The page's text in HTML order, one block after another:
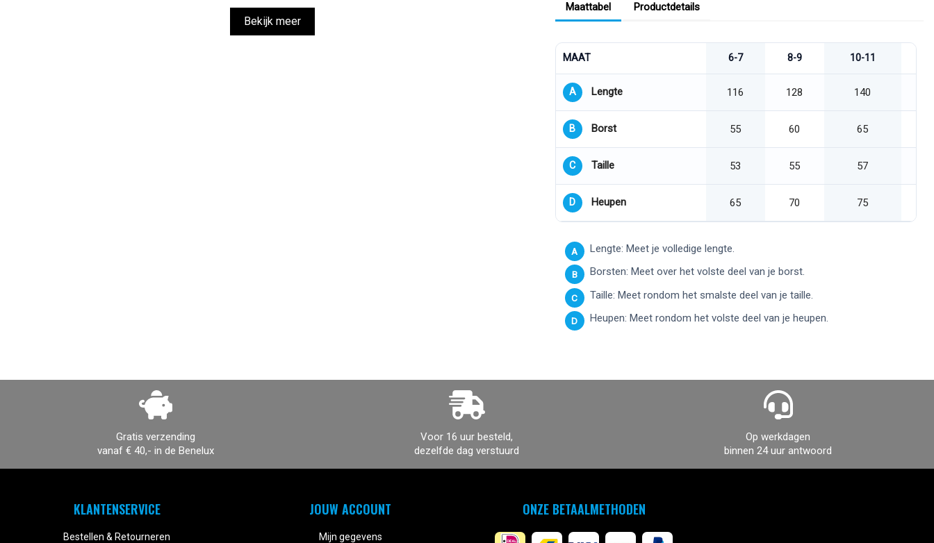
Bekijk meer
Maattabel Productdetails
MAAT 6-7 8-9 10-11
A Lengte 116 128 140
B Borst 55 60 65
C Taille 53 55 57
D Heupen 65 70 75
A Lengte: Meet je volledige lengte.
B Borsten: Meet over het volste deel van je borst.
C Taille: Meet rondom het smalste deel van je taille.
D Heupen: Meet rondom het volste deel van je heupen.
Gratis verzending
vanaf € 40,- in de Benelux
Voor 16 uur besteld,
dezelfde dag verstuurd
Op werkdagen
binnen 24 uur antwoord
KLANTENSERVICE
Bestellen & Retourneren
JOUW ACCOUNT
Mijn gegevens
ONZE BETAALMETHODEN